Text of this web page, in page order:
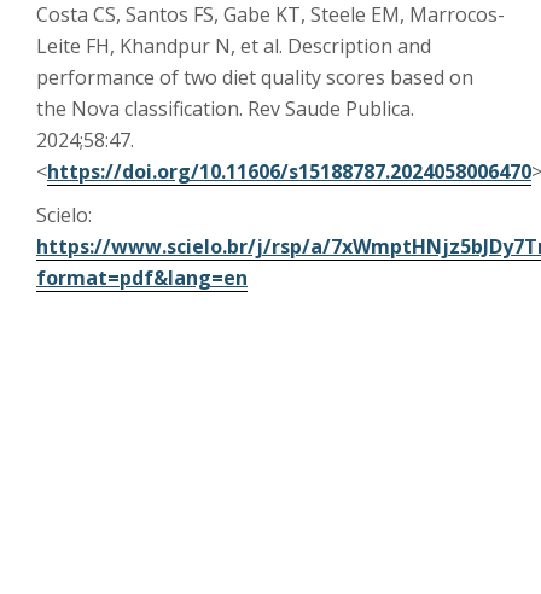
Costa CS, Santos FS, Gabe KT, Steele EM, Marrocos-
Leite FH, Khandpur N, et al. Description and
performance of two diet quality scores based on
the Nova classification. Rev Saude Publica.
2024;58:47.
<https://doi.org/10.11606/s15188787.2024058006470>
Scielo:
https://www.scielo.br/j/rsp/a/
format=pdf&lang=en